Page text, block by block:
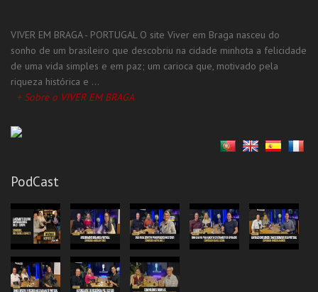
Fisioterapeuta-Quiropraxia
Instituto Cardiovascular
Serviços Especializados
Advogados/Escritório de Advocacia
Serviços Gerais
Cuidador(a) de Idosos
Fugas de Água
Lavanderia Self-Service
VIVER EM BRAGA - PORTUGAL O site Viver em Braga nasceu do
sonho de um brasileiro que descobriu na cidade minhota a felicidade
de uma vida simples e em paz; um carioca que, motivado pela
riqueza histórica e ...
+ Sobre o VIVER EM BRAGA
PodCast